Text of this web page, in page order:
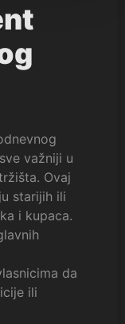
važniji u
Ovaj
starijih ili
i kupaca.
da
ili